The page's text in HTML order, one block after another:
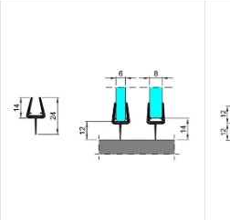
e
n
p